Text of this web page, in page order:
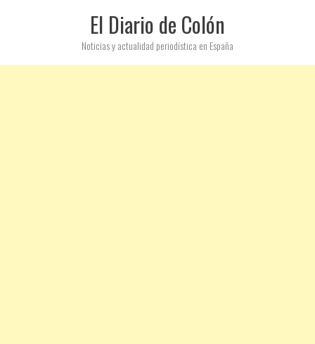
El Diario de Colón
Noticias y actualidad periodística en España